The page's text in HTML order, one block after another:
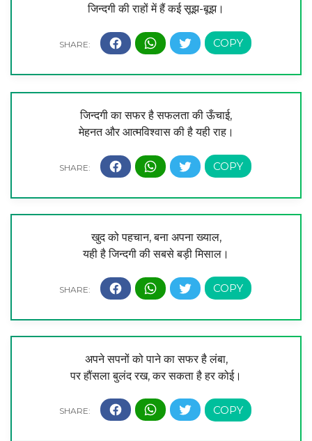
जिन्दगी की राहों में हैं कई सूझ-बूझ।
जिन्दगी का सफर है सफलता की ऊँचाई,
मेहनत और आत्मविश्वास की है यही राह।
खुद को पहचान, बना अपना ख्याल,
यही है जिन्दगी की सबसे बड़ी मिसाल।
अपने सपनों को पाने का सफर है लंबा,
पर हौंसला बुलंद रख, कर सकता है हर कोई।